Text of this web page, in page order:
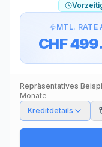
MTL. RATE
CHF
Repräsentatives
Monate
Kreditdetails